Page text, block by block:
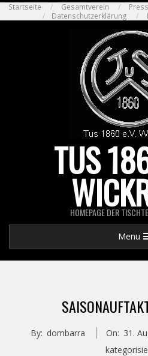
Skip
to
Startseite Gesamtverein
Datenschutzerklärung
TUS
HOMEPAGE DER
Navigation
Menu
By: dombarra On: 31.